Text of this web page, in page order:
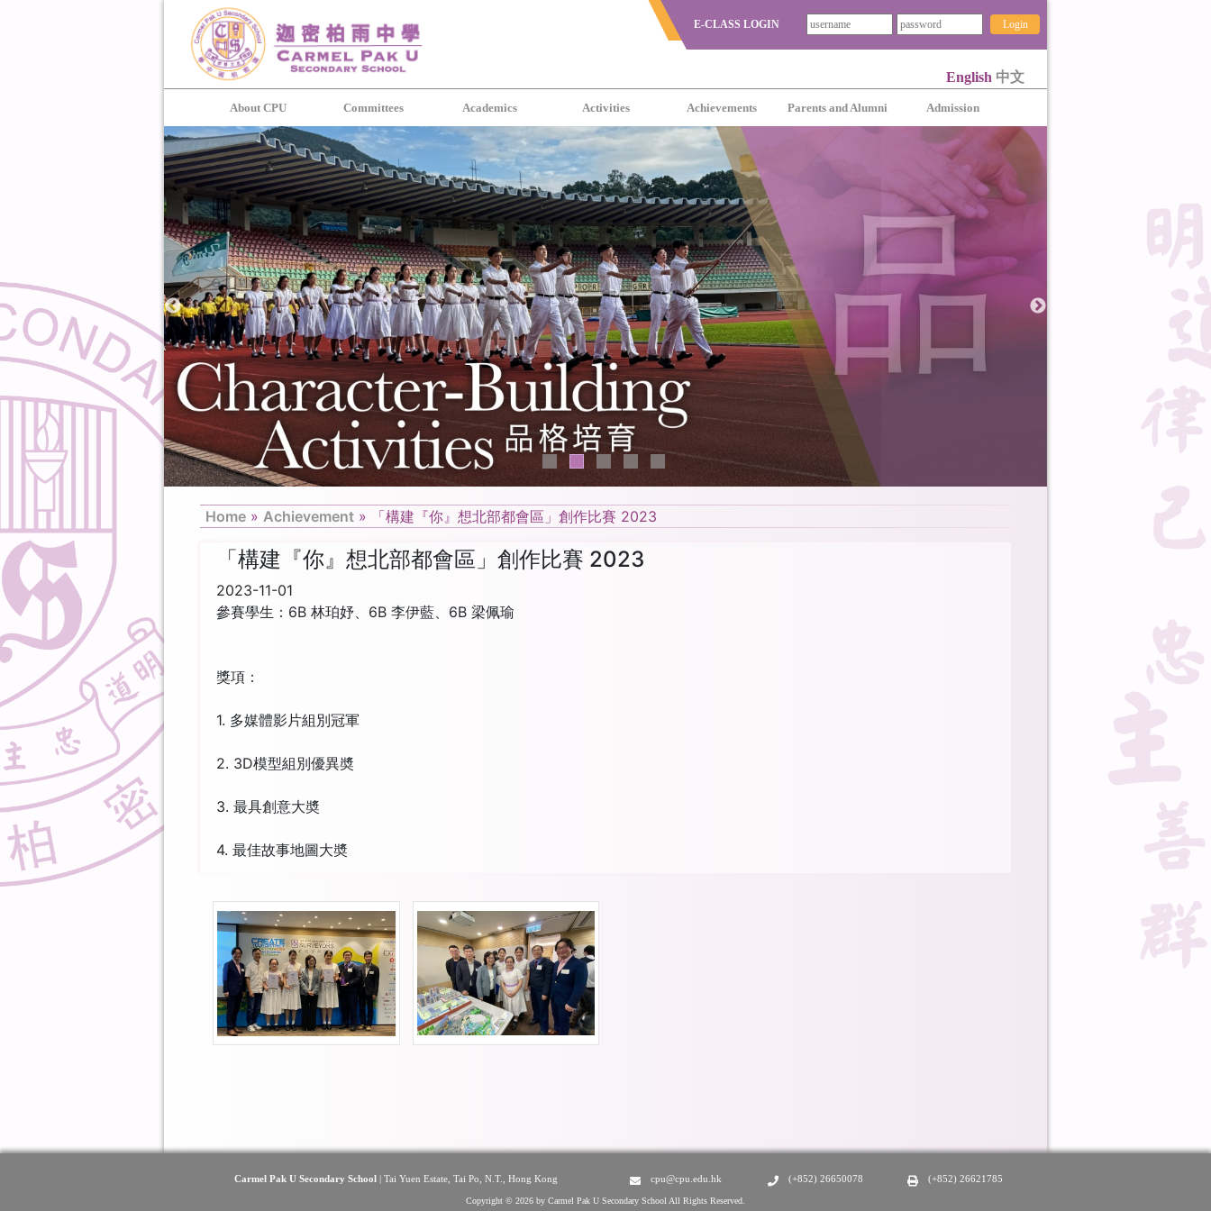
E-CLASS LOGIN Login
English 中文
About CPU Committees Academics Activities Achievements Parents and Alumni Admission
Home » Achievement » 「構建『你』想北部都會區」創作比賽 2023
「構建『你』想北部都會區」創作比賽 2023
2023-11-01
參賽學生：6B 林珀妤、6B 李伊藍、6B 梁佩瑜
獎項：
1. 多媒體影片組別冠軍
2. 3D模型組別優異奬
3. 最具創意大奬
4. 最佳故事地圖大奬
Carmel Pak U Secondary School | Tai Yuen Estate, Tai Po, N.T., Hong Kong cpu@cpu.edu.hk (+852) 26650078 (+852) 26621785
Copyright © 2026 by Carmel Pak U Secondary School All Rights Reserved.